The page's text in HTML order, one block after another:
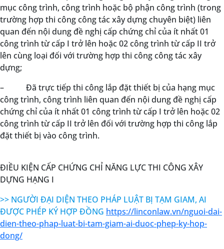
mục công trình, công trình hoặc bộ phận công trình (trong
trường hợp thi công công tác xây dựng chuyên biệt) liên
quan đến nội dung đề nghị cấp chứng chỉ của ít nhất 01
công trình từ cấp I trở lên hoặc 02 công trình từ cấp II trở
lên cùng loại đối với trường hợp thi công công tác xây
dựng;
– Đã trực tiếp thi công lắp đặt thiết bị của hạng mục
công trình, công trình liên quan đến nội dung đề nghị cấp
chứng chỉ của ít nhất 01 công trình từ cấp I trở lên hoặc 02
công trình từ cấp II trở lên đối với trường hợp thi công lắp
đặt thiết bị vào công trình.
ĐIỀU KIỆN CẤP CHỨNG CHỈ NĂNG LỰC THI CÔNG XÂY
DỰNG HẠNG I
>> NGƯỜI ĐẠI DIỆN THEO PHÁP LUẬT BỊ TẠM GIAM, AI
ĐƯỢC PHÉP KÝ HỢP ĐỒNG https://linconlaw.vn/nguoi-dai-
dien-theo-phap-luat-bi-tam-giam-ai-duoc-phep-ky-hop-
dong/